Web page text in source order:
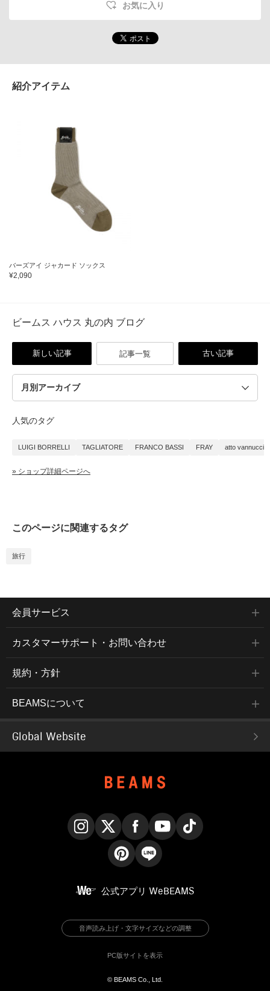
お気に入り
紹介アイテム
バーズアイ ジャカード ソックス
¥2,090
ビームス ハウス 丸の内 ブログ
新しい記事 記事一覧 古い記事
人気のタグ
LUIGI BORRELLI TAGLIATORE FRANCO BASSI FRAY atto vannucci
» ショップ詳細ページへ
このページに関連するタグ
旅行
会員サービス
カスタマーサポート・お問い合わせ
規約・方針
BEAMSについて
Global Website
公式アプリ WeBEAMS
音声読み上げ・文字サイズなどの調整
PC版サイトを表示
© BEAMS Co., Ltd.